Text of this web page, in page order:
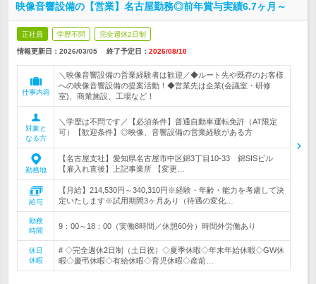
映像音響設備の【営業】名古屋勤務◎前年賞与実績6.7ヶ月～
正社員 学歴不問 完全週休2日制
情報更新日：2026/03/05 終了予定日： 2026/08/10
仕事内容
＼映像音響設備の営業経験者は歓迎／◆ルート先や既存のお客様
への映像音響設備の提案活動！◆営業先は企業(会議室・研修
室)、商業施設、工場など！
対象と
なる方
＼学歴は不問です／【必須条件】普通自動車運転免許（AT限定
可）【歓迎条件】◎映像、音響設備の営業経験がある方
勤務地
【名古屋支社】愛知県名古屋市中区錦3丁目10-33 錦SISビル
【雇入れ直後】上記事業所 【変更…
給与
【月給】214,530円～340,310円※経験・年齢・能力を考慮して決
定いたします※試用期間3ヶ月あり（待遇の変化…
勤務
時間
9：00～18：00（実働8時間／休憩60分）時間外労働あり
休日
休暇
# ◇完全週休2日制（土日祝）◇夏季休暇◇年末年始休暇◇GW休
暇◇慶弔休暇◇有給休暇◇育児休暇◇産前…